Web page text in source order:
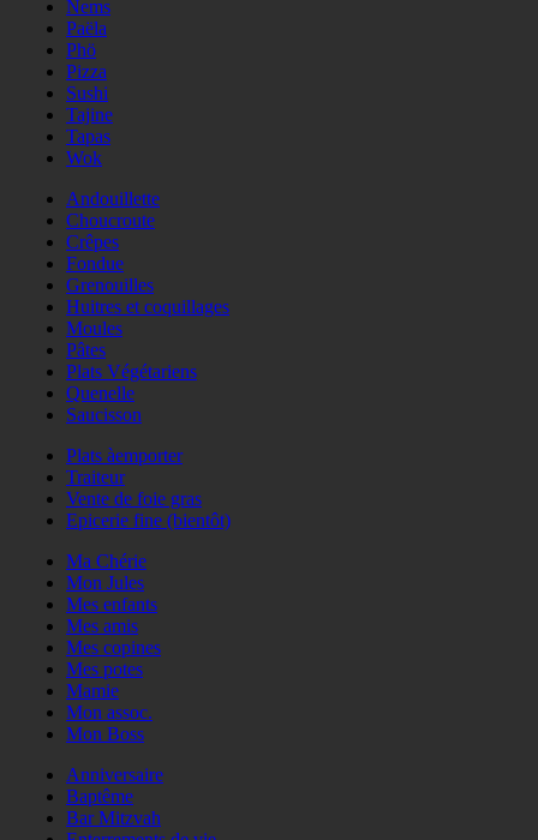
Nems
Paëla
Phö
Pizza
Sushi
Tajine
Tapas
Wok
Andouillette
Choucroute
Crêpes
Fondue
Grenouilles
Huitres et coquillages
Moules
Pâtes
Plats Végétariens
Quenelle
Saucisson
Plats àemporter
Traiteur
Vente de foie gras
Epicerie fine (bientôt)
Ma Chérie
Mon Jules
Mes enfants
Mes amis
Mes copines
Mes potes
Mamie
Mon assoc.
Mon Boss
Anniversaire
Baptême
Bar Mitzvah